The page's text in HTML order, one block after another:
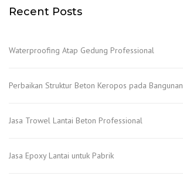
Recent Posts
Waterproofing Atap Gedung Professional
Perbaikan Struktur Beton Keropos pada Bangunan
Jasa Trowel Lantai Beton Professional
Jasa Epoxy Lantai untuk Pabrik